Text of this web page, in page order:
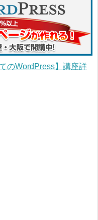
のWordPress】講座詳